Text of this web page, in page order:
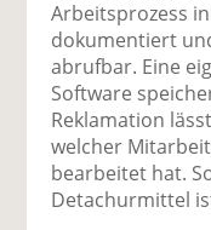
Arbeitsprozess
dokumentiert
abrufbar. Eine
Software
Reklamation
welcher
bearbeitet hat.
Detachurmittel